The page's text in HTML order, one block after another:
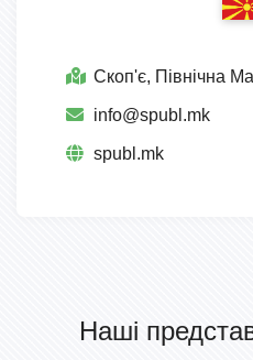
Скоп'є, Північна
info@spubl.mk
spubl.mk
Наші